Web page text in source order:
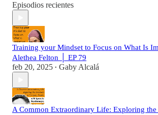
Episodios recientes
Training your Mindset to Focus on What Is
Alethea Felton │ EP 79
feb 20, 2025 • Gaby Alcalá
A Common Extraordinary Life: Exploring the